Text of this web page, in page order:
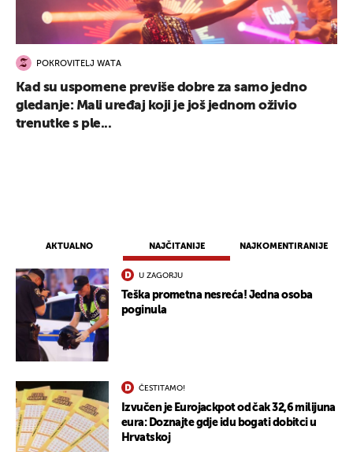
AKTUALNO NAJČITANIJE NAJKOMENTIRANIJE
U ZAGORJU
Teška prometna nesreća! Jedna osoba
poginula
ČESTITAMO!
Izvučen je Eurojackpot od čak 32,6 milijuna
eura: Doznajte gdje idu bogati dobitci u
Hrvatskoj
POKROVITELJ WATA
Kad su uspomene previše dobre za samo jedno
gledanje: Mali uređaj koji je još jednom oživio
trenutke s ple...